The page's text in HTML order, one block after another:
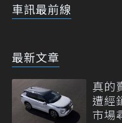
車訊最前線
最新文章
真的
遭經
市場